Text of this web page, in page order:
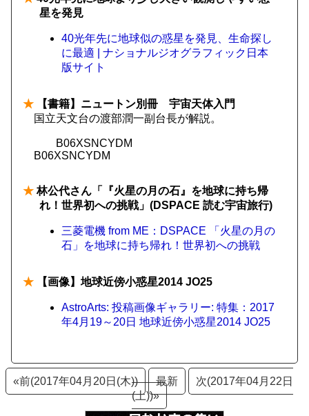
星を発見
40光年先に地球似の惑星を発見、生命探し
に最適 | ナショナルジオグラフィック日本
版サイト
★ 【書籍】ニュートン別冊 宇宙天体入門
国立天文台の渡部潤一副台長が解説。
B06XSNCYDM
B06XSNCYDM
★林公代さん「『火星の月の石』を地球に持ち帰
れ！世界初への挑戦」(DSPACE 読む宇宙旅行)
三菱電機 from ME：DSPACE 「火星の月の
石」を地球に持ち帰れ！世界初への挑戦
★ 【画像】地球近傍小惑星2014 JO25
AstroArts: 投稿画像ギャラリー: 特集：2017
年4月19～20日 地球近傍小惑星2014 JO25
«前(2017年04月20日(木)) 最新
次(2017年04月22日
(土))»